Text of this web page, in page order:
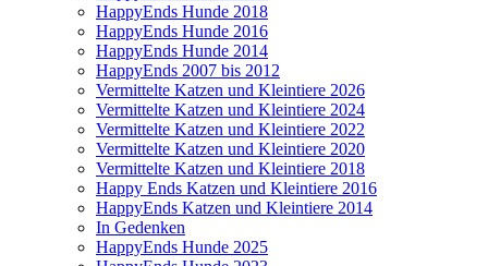
HappyEnds Hunde 2018
HappyEnds Hunde 2016
HappyEnds Hunde 2014
HappyEnds 2007 bis 2012
Vermittelte Katzen und Kleintiere 2026
Vermittelte Katzen und Kleintiere 2024
Vermittelte Katzen und Kleintiere 2022
Vermittelte Katzen und Kleintiere 2020
Vermittelte Katzen und Kleintiere 2018
Happy Ends Katzen und Kleintiere 2016
HappyEnds Katzen und Kleintiere 2014
In Gedenken
HappyEnds Hunde 2025